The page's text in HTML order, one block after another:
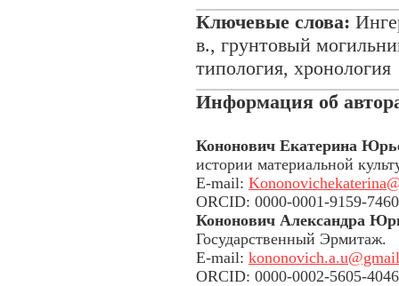
Ключевые слова:
в., грунтовый
типология, хронология
Информация об
Кононович Екатерина
истории материальной
E-mail:
ORCID: 0000-0001-9159-7460
Кононович Александра
Государственный Эрмитаж.
E-mail:
ORCID: 0000-0002-5605-4046